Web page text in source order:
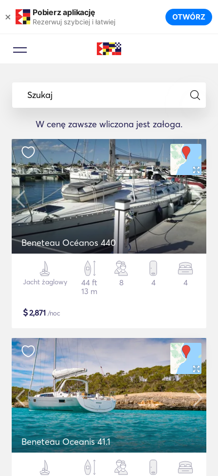
× Pobierz aplikację
Rezerwuj szybciej i łatwiej OTWÓRZ
Szukaj
W cenę zawsze wliczona jest załoga.
Beneteau Océanos 440
Jacht żaglowy
44 ft
13 m
8 4 4
$2,871 /noc
Beneteau Oceanis 41.1